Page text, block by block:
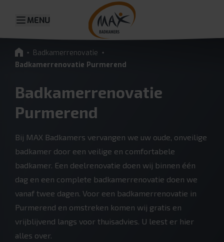
MENU
Badkamerrenovatie
Badkamerrenovatie Purmerend
Badkamerrenovatie
Purmerend
Bij MAX Badkamers vervangen we uw oude, onveilige
badkamer door een veilige en comfortabele
badkamer. Een deelrenovatie doen wij binnen één
dag en een complete badkamerrenovatie doen we
vanaf twee dagen. Voor een badkamerrenovatie in
Purmerend en omstreken komen wij gratis en
vrijblijvend langs voor thuisadvies. U leest er hier
alles over.